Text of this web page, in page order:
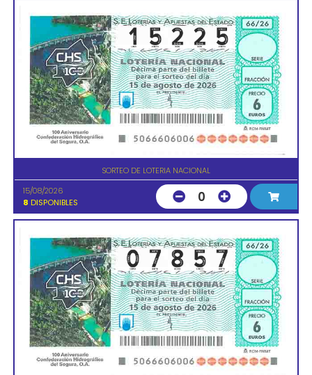
SORTEO DE LOTERIA NACIONAL
15/08/2026
8 DISPONIBLES 0